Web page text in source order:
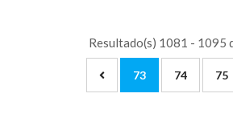
Resultado(s) 1081 - 1095
73 74 75